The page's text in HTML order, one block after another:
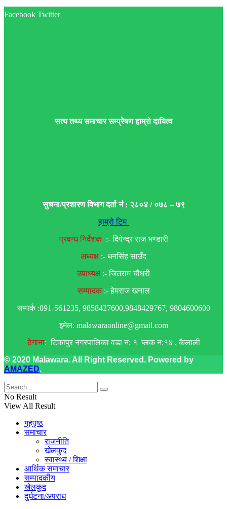
Facebook Twitter
सत्य तथ्य समाचार सम्प्रेषण हाम्रो दायित्व
सुचना/प्रशारण विभाग दर्ता नं : २८०४ / ०७८ – ७९
हाम्रो टिम
प्रवन्ध निर्देशक:- दिपेन्द्र राज भण्डारी
अध्यक्ष :- धनसिंह साउँद
उपाध्यक्ष :- जितराम चौधरी
सम्पादक:- हेमराज खनाल
सम्पर्क :091-561235, 9858427600,9848429767, 9804600600
इमेल: malawaraonline@gmail.com
ठेगाना: टिकापुर नगरपालिका वडा न: १ ब्लक न:१४ , कैलाली
© 2020 Malawara. All Right Reserved. Powered by
AMAZED.
No Result
View All Result
गृहपृष्ठ
समाचार
राजनीति
खेलकुद
स्वास्थ्य / शिक्षा
आर्थिक समाचार
सम्पादकीय
खेलकुद
दुर्घटना/अपराध